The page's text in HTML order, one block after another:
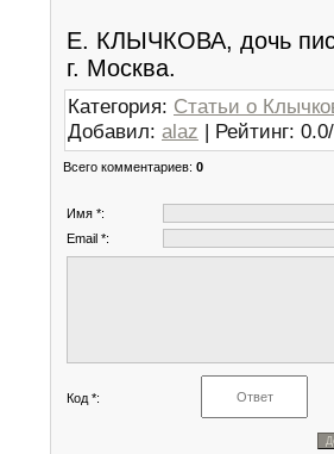
Е. КЛЫЧКОВА, дочь
г. Москва.
Категория: Статьи о
Добавил: alaz | Рейтинг: 0.0/
Всего комментариев: 0
Имя *:
Email *:
Код *: